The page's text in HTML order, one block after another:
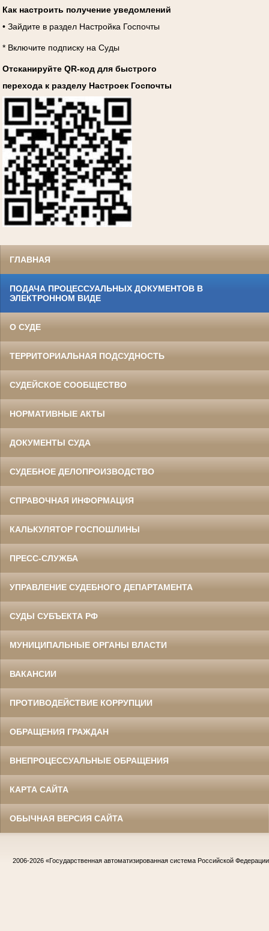
Как настроить получение уведомлений
• Зайдите в раздел Настройка Госпочты
* Включите подписку на Суды
Отсканируйте QR-код для быстрого
перехода к разделу Настроек Госпочты
ГЛАВНАЯ
ПОДАЧА ПРОЦЕССУАЛЬНЫХ ДОКУМЕНТОВ В
ЭЛЕКТРОННОМ ВИДЕ
О СУДЕ
ТЕРРИТОРИАЛЬНАЯ ПОДСУДНОСТЬ
СУДЕЙСКОЕ СООБЩЕСТВО
НОРМАТИВНЫЕ АКТЫ
ДОКУМЕНТЫ СУДА
СУДЕБНОЕ ДЕЛОПРОИЗВОДСТВО
СПРАВОЧНАЯ ИНФОРМАЦИЯ
КАЛЬКУЛЯТОР ГОСПОШЛИНЫ
ПРЕСС-СЛУЖБА
УПРАВЛЕНИЕ СУДЕБНОГО ДЕПАРТАМЕНТА
СУДЫ СУБЪЕКТА РФ
МУНИЦИПАЛЬНЫЕ ОРГАНЫ ВЛАСТИ
ВАКАНСИИ
ПРОТИВОДЕЙСТВИЕ КОРРУПЦИИ
ОБРАЩЕНИЯ ГРАЖДАН
ВНЕПРОЦЕССУАЛЬНЫЕ ОБРАЩЕНИЯ
КАРТА САЙТА
ОБЫЧНАЯ ВЕРСИЯ САЙТА
2006-2026 «Государственная автоматизированная система Российской